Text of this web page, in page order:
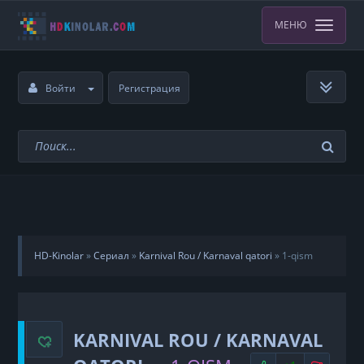
МЕНЮ
Войти Регистрация
HD-Kinolar»Сериал » Karnival Rou / Karnaval qatori » 1-qism
KARNIVAL ROU / KARNAVAL